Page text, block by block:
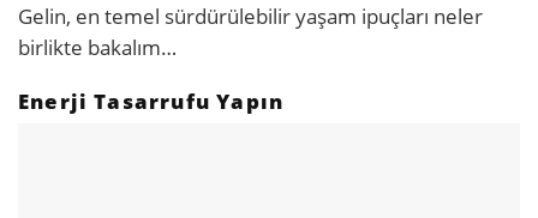
Gelin, en temel sürdürülebilir yaşam ipuçları neler
birlikte bakalım…
Enerji Tasarrufu Yapın